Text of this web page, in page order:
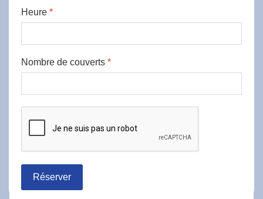
Heure *
Nombre de couverts *
Réserver